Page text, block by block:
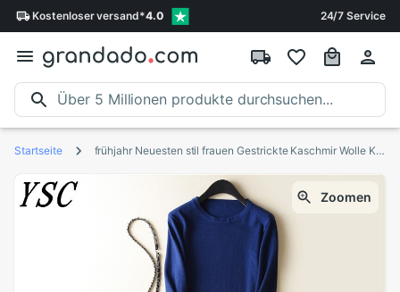
Kostenloserversand*4.0 24/7 Service
Startseite frühjahr Neuesten stil frauen Gestrickte Kaschmir Wolle Kleid Lang stil fest Farbe runden kragen A-linie
Zoomen